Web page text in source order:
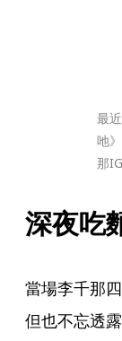
最
吔
那IG
深夜吃
當場李千那
但也不忘透